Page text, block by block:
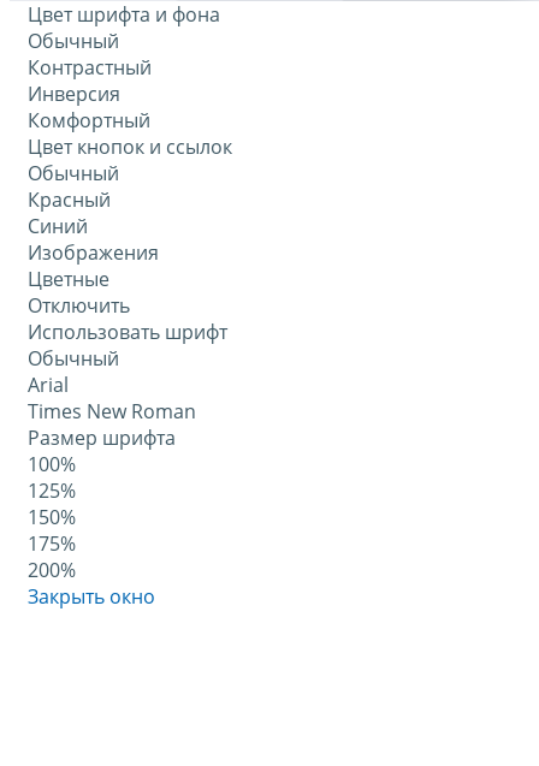
Цвет шрифта и фона
Обычный
Контрастный
Инверсия
Комфортный
Цвет кнопок и ссылок
Обычный
Красный
Синий
Изображения
Цветные
Отключить
Использовать шрифт
Обычный
Arial
Times New Roman
Размер шрифта
100%
125%
150%
175%
200%
Закрыть окно